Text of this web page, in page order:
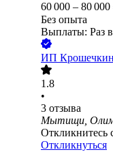
60 000 – 80 000
Без опыта
Выплаты: Раз
ИП
1.8
•
3 отзыва
Мытищи,
Откликнитесь
Откликнуться